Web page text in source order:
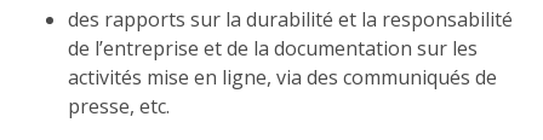
des rapports sur la durabilité et la responsabilité
de l’entreprise et de la documentation sur les
activités mise en ligne, via des communiqués de
presse, etc.